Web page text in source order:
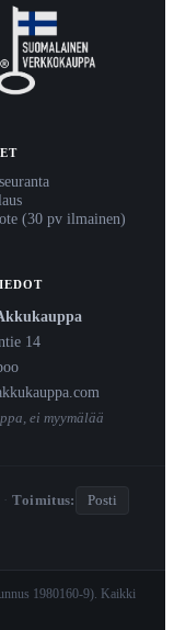
(30 pv ilmainen)
14
ei myymälää
· Toimitus:
Posti
1980160-9). Kaikki